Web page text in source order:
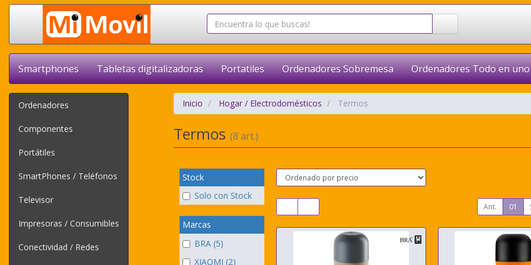
Smartphones Tabletas digitalizadoras Portatiles Ordenadores Sobremesa Ordenadores Todo en uno
Ordenadores
Componentes
Portátiles
SmartPhones / Teléfonos
Televisor
Impresoras / Consumibles
Conectividad / Redes
Inicio Hogar / Electrodomésticos Termos
Termos (8 art.)
Stock
Solo con Stock
Marcas
BRA (5)
XIAOMI (2)
Ant. 01